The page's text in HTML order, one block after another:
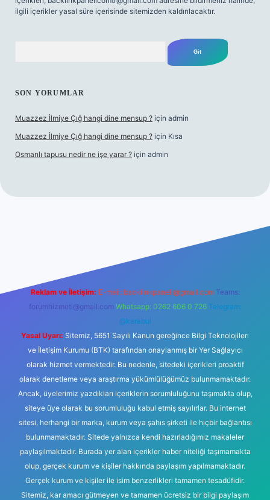
ilgili içerikler yasal süre içerisinde sitemizden kaldırılacaktır.
SON YORUMLAR
Muazzez İlmiye Çığ hangi dine mensup ? için admin
Muazzez İlmiye Çığ hangi dine mensup ? için Kısa
Osmanlı tapusu nedir ne işe yarar ? için admin
m elexbet
Reklam ve İletişim: E-mail: backlinkpaneli@gmail.com Teams:
forumhizmeti@gmail.com Whatsapp: 0262 606 0 726 Telegram:
@karabul
Yasal Uyarı: Sitemiz, 5651 Sayılı Kanun gereğince Bilgi Teknolojileri
ve İletişim Kurumu (BTK) tarafından onaylanmış bir Yer Sağlayıcı
olarak hizmet vermektedir. Bu nedenle, sitedeki içerikleri proaktif
olarak denetleme veya araştırma yükümlülüğümüz bulunmamaktadır.
Ancak, üyelerimiz yazdıkları içeriklerin sorumluluğunu taşımakta olup,
siteye üye olarak bu sorumluluğu kabul etmiş sayılırlar. Bu internet
sitesi, herhangi bir marka, kurum veya şahıs şirketi ile hiçbir bağlantısı
bulunmamaktadır. Sitede yalnızca kendi hazırladığımız makaleler
paylaşılmaktadır. Burada yer alan içerikler haber niteliği taşımamakta
olup, gerçek kurum ve kişiler hakkında paylaşım yapılmamaktadır.
Gerçek kurum ve kişiler ile isim benzerlikleri tamamen tesadüfidir.
Sitemiz, kar amacı gütmeyen ve tamamen ücretsiz bir bilgi paylaşım